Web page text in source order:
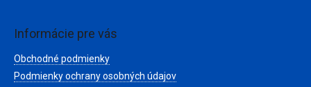
Informácie pre vás
Obchodné podmienky
Podmienky ochrany osobných údajov